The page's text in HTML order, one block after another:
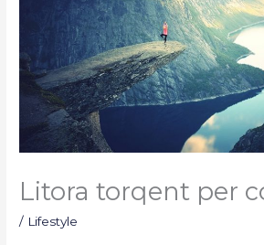
Litora torqent per
/ Lifestyle